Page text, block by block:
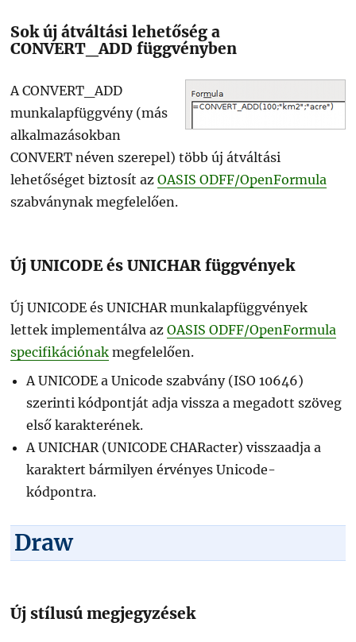
Sok új átváltási lehetőség a
CONVERT_ADD függvényben
A CONVERT_ADD
munkalapfüggvény (más
alkalmazásokban
CONVERT néven szerepel) több új átváltási
lehetőséget biztosít azOASIS ODFF/OpenFormula
szabványnak megfelelően.
Új UNICODE és UNICHAR függvények
Új UNICODE és UNICHAR munkalapfüggvények
lettek implementálva azOASIS ODFF/OpenFormula
specifikációnak megfelelően.
A UNICODE a Unicode szabvány (ISO 10646)
szerinti kódpontját adja vissza a megadott szöveg
első karakterének.
A UNICHAR (UNICODE CHARacter) visszaadja a
karaktert bármilyen érvényes Unicode-
kódpontra.
Draw
Új stílusú megjegyzések